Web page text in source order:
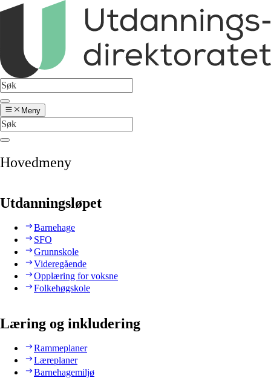
Meny
Hovedmeny
Utdanningsløpet
Barnehage
SFO
Grunnskole
Videregående
Opplæring for voksne
Folkehøgskole
Læring og inkludering
Rammeplaner
Læreplaner
Barnehagemiljø